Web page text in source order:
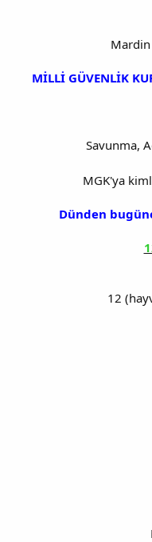
Mardin
MİLLİ GÜVENLİK
Savunma,
MGK'ya
Dünden
12